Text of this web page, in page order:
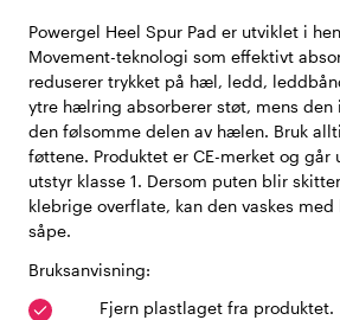
Powergel Heel Spur Pad er utviklet i
Movement-teknologi som effektivt
reduserer trykket på hæl, ledd,
ytre hælring absorberer støt, mens den
den følsomme delen av hælen. Bruk
føttene. Produktet er CE-merket og går
utstyr klasse 1. Dersom puten blir
klebrige overflate, kan den vaskes
såpe.
Bruksanvisning:
Fjern plastlaget fra produktet.